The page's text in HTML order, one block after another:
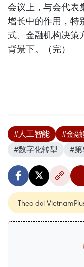
会议上，与会代表
增长中的作用，特
式、金融机构决策
背景下。（完）
#人工智能 #金融
#数字化转型
#第
Theo dõi